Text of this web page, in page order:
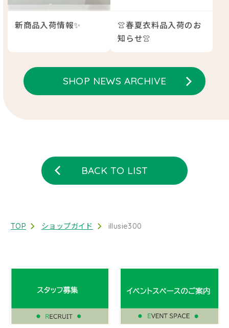
新商品入荷情報✨
👚春夏衣料品入荷のお
知らせ👚
SHOP NEWS ARCHIVE
BACK TO LIST
TOP ショップガイド illusie300